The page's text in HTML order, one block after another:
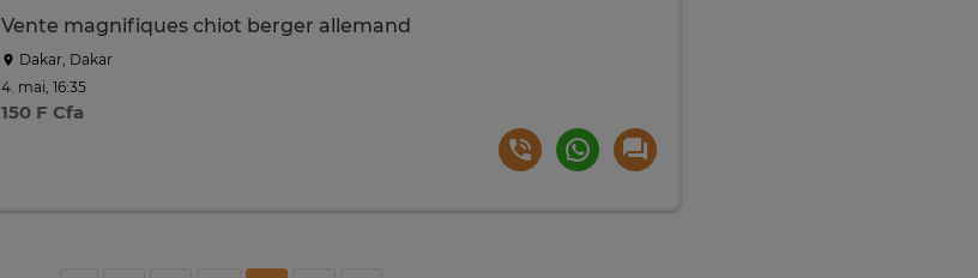
Vente magnifiques chiot berger allemand
Dakar, Dakar
4. mai, 16:35
150 F Cfa